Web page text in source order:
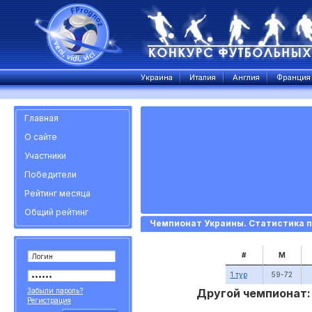
Украина Италия Англия Франция
Главная
О сайте
Участники
Победители
Рейтинг месяца
Общий рейтинг
Забыли пароль?
Регистрация
Чемпионат Украины. Статистика
# М
1 тур 59-72
Другой чемпионат: